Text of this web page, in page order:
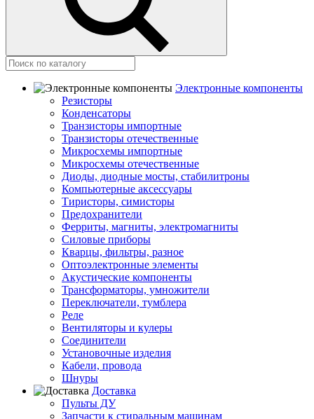
Электронные компоненты
Резисторы
Конденсаторы
Транзисторы импортные
Транзисторы отечественные
Микросхемы импортные
Микросхемы отечественные
Диоды, диодные мосты, стабилитроны
Компьютерные аксессуары
Тиристоры, симисторы
Предохранители
Ферриты, магниты, электромагниты
Силовые приборы
Кварцы, фильтры, разное
Оптоэлектронные элементы
Акустические компоненты
Трансформаторы, умножители
Переключатели, тумблера
Реле
Вентиляторы и кулеры
Соединители
Установочные изделия
Кабели, провода
Шнуры
Доставка
Пульты ДУ
Запчасти к стиральным машинам